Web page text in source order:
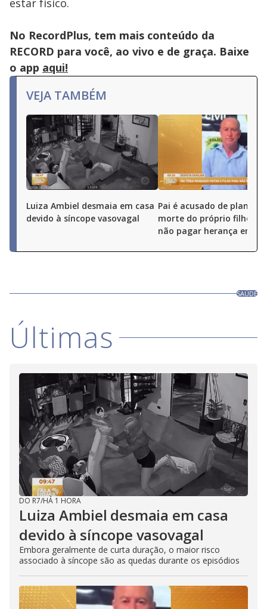
estar físico.
No RecordPlus, tem mais conteúdo da
RECORD para você, ao vivo e de graça. Baixe
o app aqui!
VEJA TAMBÉM
Luiza Ambiel desmaia em casa
devido à síncope vasovagal
Pai é acusado de planejar
morte do próprio filho
não pagar herança em
SAÚDE
Últimas
DO R7/HÁ 1 HORA
Luiza Ambiel desmaia em casa
devido à síncope vasovagal
Embora geralmente de curta duração, o maior risco
associado à síncope são as quedas durante os episódios